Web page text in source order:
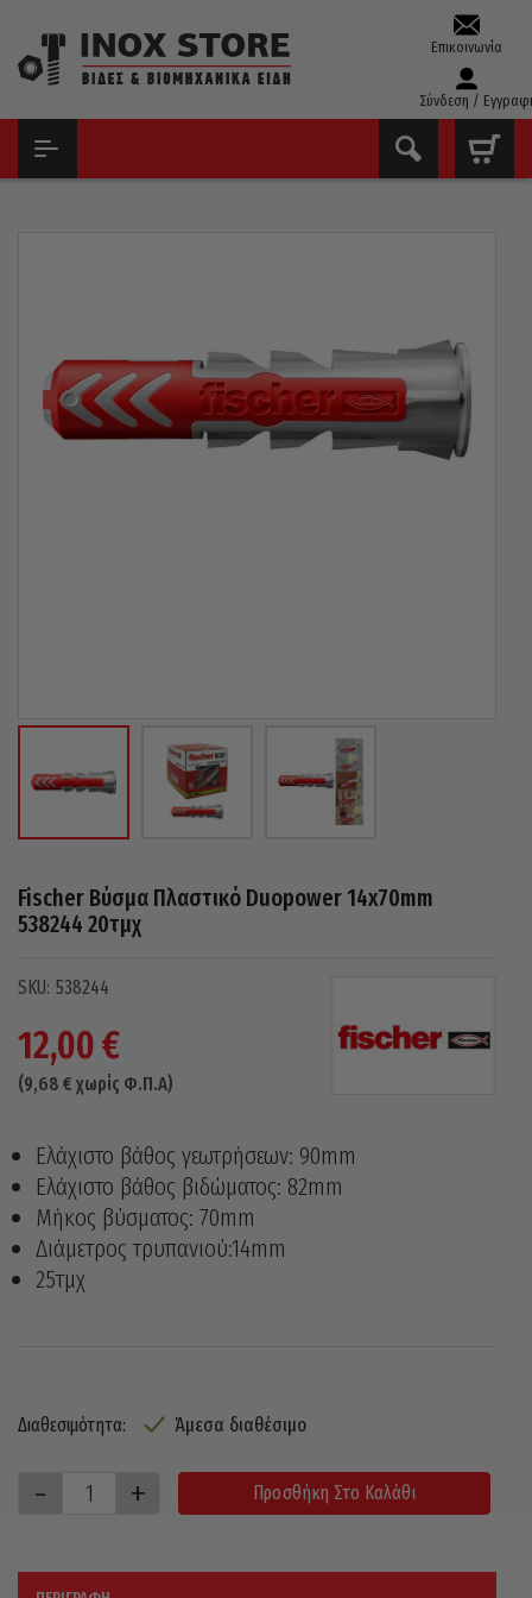
Επικοινωνία
Σύνδεση /
Fischer Βύσμα Πλαστικό Duopower 14x70mm
538244 20τμχ
538244
12,00€
(9,68 € χωρίς Φ.Π.Α)
Ελάχιστο βάθος γεωτρήσεων: 90mm
Ελάχιστο βάθος βιδώματος: 82mm
Μήκος βύσματος: 70mm
Διάμετρος τρυπανιού:14mm
25τμχ
Διαθεσιμότητα: Άμεσα διαθέσιμο
Προσθήκη Στο Καλάθι